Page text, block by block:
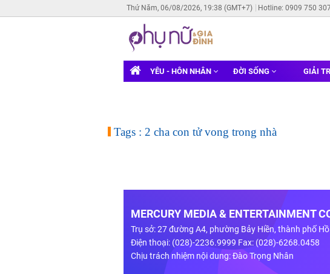
Thứ Năm, 06/08/2026, 19:38 (GMT+7) Hotline: 0909 750
YÊU - HÔN NHÂN ĐỜI SỐNG GIẢI
Tags : 2 cha con tử vong trong nhà
MERCURY MEDIA & ENTERTAINMENT
Trụ sở: 27 đường A4, phường Bảy Hiền, thành phố
Điện thoại: (028)-2236.9999 Fax: (028)-6268.0458
Chịu trách nhiệm nội dung: Đào Trọng Nhân